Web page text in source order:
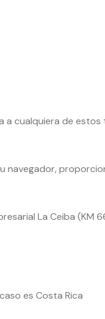
a cualquiera de estos
navegador,
La Ceiba (KM
es Costa Rica